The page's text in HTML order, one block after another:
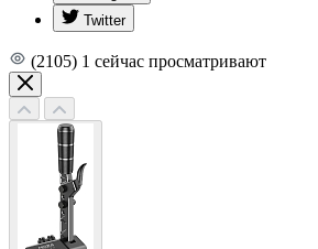
Twitter
(2105) 1 сейчас просматривают